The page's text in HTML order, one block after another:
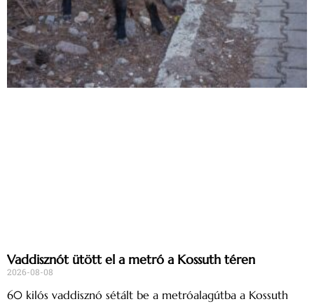
Vaddisznót ütött el a metró a Kossuth téren
2026-08-08
60 kilós vaddisznó sétált be a metróalagútba a Kossuth